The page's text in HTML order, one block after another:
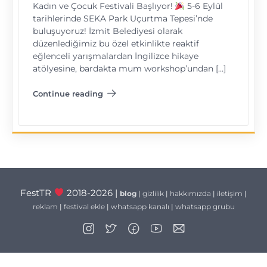
Kadın ve Çocuk Festivali Başlıyor!
5-6 Eylül
tarihlerinde SEKA Park Uçurtma Tepesi’nde
buluşuyoruz! İzmit Belediyesi olarak
düzenlediğimiz bu özel etkinlikte reaktif
eğlenceli yarışmalardan İngilizce hikaye
atölyesine, bardakta mum workshop’undan […]
Continue reading
"İzmit Kadın ve Çocuk Festivali"
FestTR 2018-2026 | blog| gizlilik| hakkımızda | iletişim |
reklam | festival ekle| whatsapp kanalı | whatsapp grubu